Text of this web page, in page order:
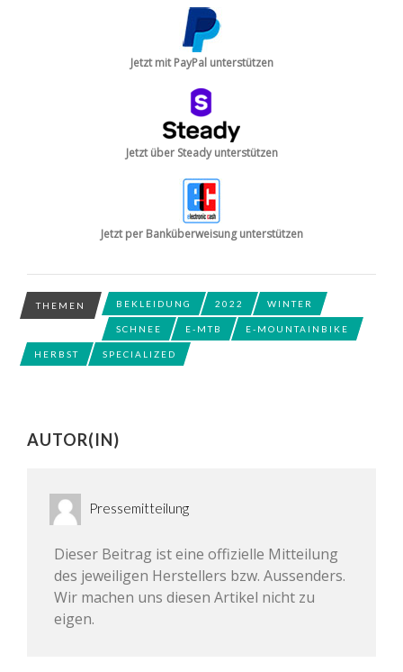
Jetzt mit PayPal unterstützen
Jetzt über Steady unterstützen
Jetzt per Banküberweisung unterstützen
THEMEN BEKLEIDUNG 2022 WINTER
SCHNEE E-MTB E-MOUNTAINBIKE
HERBST SPECIALIZED
AUTOR(IN)
Pressemitteilung
Dieser Beitrag ist eine offizielle Mitteilung
des jeweiligen Herstellers bzw. Aussenders.
Wir machen uns diesen Artikel nicht zu
eigen.